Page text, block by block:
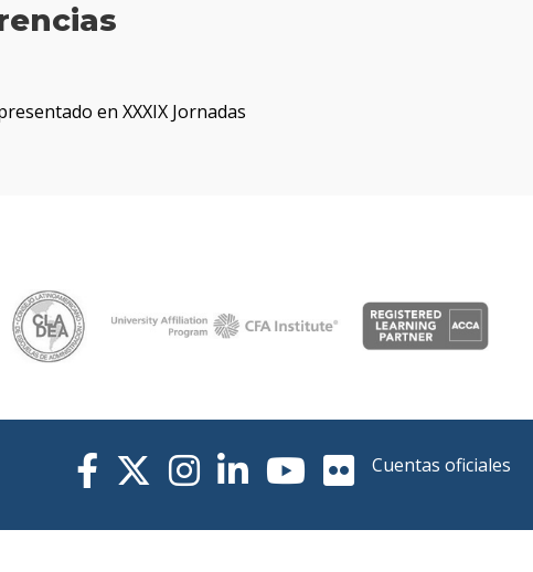
en XXXIX Jornadas
Cuentas oficiales